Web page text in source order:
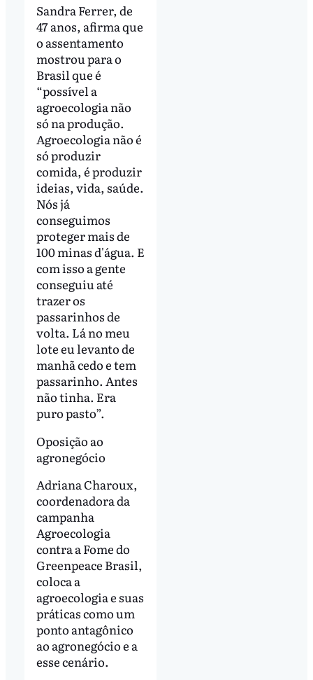
Sandra Ferrer, de
47 anos, afirma que
o assentamento
mostrou para o
Brasil que é
“possível a
agroecologia não
só na produção.
Agroecologia não é
só produzir
comida, é produzir
ideias, vida, saúde.
Nós já
conseguimos
proteger mais de
100 minas d'água. E
com isso a gente
conseguiu até
trazer os
passarinhos de
volta. Lá no meu
lote eu levanto de
manhã cedo e tem
passarinho. Antes
não tinha. Era
puro pasto”.
Oposição ao
agronegócio
Adriana Charoux,
coordenadora da
campanha
Agroecologia
contra a Fome do
Greenpeace Brasil,
coloca a
agroecologia e suas
práticas como um
ponto antagônico
ao agronegócio e a
esse cenário.